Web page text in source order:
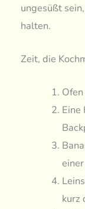
ungesüßt
halten.
Zeit, die
Eine
kurz